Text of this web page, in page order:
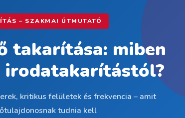
– SZAKMAI ÚTMUTATÓ
takarítása: miben
irodatakarítástól?
kritikus felületek és frekvencia – amit
tudnia kell